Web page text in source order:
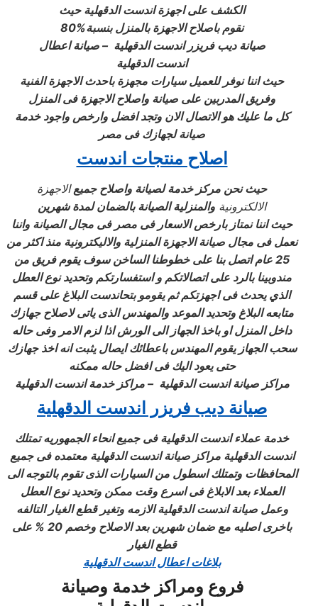
الكشف على اجهزة اندستالدقهليةحيث
نقوم باصلاح الاجهزة بالمنزل بنسبة%80
صيانة ديب فريزر اندستالدقهلية –صيانة اعطال
اندستالدقهلية
حيث اننا نوفر للعميل سيارات مجهزة باحدث الاجهزة الفنية
وفريق المدربين على صيانة واصلاح الاجهزة فى المنزل
كل ما عليك هو الاتصال الان وتجد افضل وارخص واجود خدمة
صيانة لجهازك فى مصر
اصلاح منتجات اندست
حيث نحن مركز خدمة لصيانة واصلاح جميعالاجهزة
الالكترونية والمنزلية الصيانة بالضمان لمدة شهرين
حيث اننا نمتاز بارخص الاسعار فى مصر فى مجال الصيانة واننا
نعمل فى مجال صيانة الاجهزة المنزلية والاليكترونية منذ اكثر من
25 عام اتصل بنا على خطوطنا الساخن سوف يقوم فريق من
مندوبينا بالرد على اتصالاتكم و استفسارتكم وتحديد نوع العطل
الذي يحدث فى اجهزتكم ثم يقومو بتحاندست البلاغ على قسم
متابعه البلاغ وتحديد الموعد والمهندس الذى ياتى لاصلاح جهازك
داخل المنزل او باخذ الجهاز الى الورش اذا لزم الامر وفى حاله
سحب الجهاز يقوم المهندس باعطائك ايصال يثبت انه اخذ جهازك
حتى يعود اليك فى افضل حاله ممكنه
مراكز صيانة اندستالدقهلية –مراكز خدمة اندستالدقهلية
صيانة ديب فريزر اندست الدقهلية
خدمة عملاء اندستالدقهليةفى جميع انحاء الجمهوريهتمتلك
اندستالدقهليةمراكز صيانة اندستالدقهليةمعتمده فى جميع
المحافظاتوتمتلك اسطول من السيارات الذى تقوم بالتوجه الى
العملاء بعد الابلاغ فى اسرع وقت ممكن وتحديد نوع العطل
وعمل صيانة اندستالدقهليةالازمه وتغير قطع الغيار التالفه
باخرى اصليه مع ضمان شهرين بعد الاصلاح وخصم 20 % على
قطع الغيار
بلاغات اعطال اندست الدقهلية
فروع ومراكز خدمة وصيانة